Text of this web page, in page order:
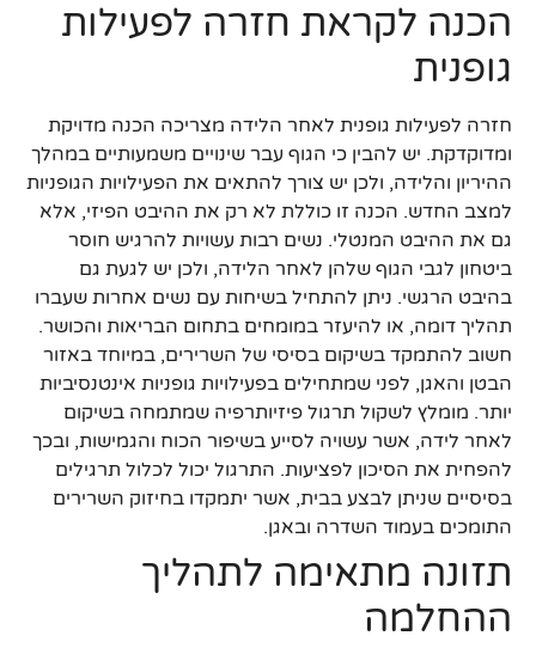
הכנה לקראת חזרה לפעילות
גופנית
חזרה לפעילות גופנית לאחר הלידה מצריכה הכנה מדויקת
ומדוקדקת. יש להבין כי הגוף עבר שינויים משמעותיים במהלך
ההיריון והלידה, ולכן יש צורך להתאים את הפעילויות הגופניות
למצב החדש. הכנה זו כוללת לא רק את ההיבט הפיזי, אלא
גם את ההיבט המנטלי. נשים רבות עשויות להרגיש חוסר
ביטחון לגבי הגוף שלהן לאחר הלידה, ולכן יש לגעת גם
בהיבט הרגשי. ניתן להתחיל בשיחות עם נשים אחרות שעברו
תהליך דומה, או להיעזר במומחים בתחום הבריאות והכושר.
חשוב להתמקד בשיקום בסיסי של השרירים, במיוחד באזור
הבטן והאגן, לפני שמתחילים בפעילויות גופניות אינטנסיביות
יותר. מומלץ לשקול תרגול פיזיותרפיה שמתמחה בשיקום
לאחר לידה, אשר עשויה לסייע בשיפור הכוח והגמישות, ובכך
להפחית את הסיכון לפציעות. התרגול יכול לכלול תרגילים
בסיסיים שניתן לבצע בבית, אשר יתמקדו בחיזוק השרירים
התומכים בעמוד השדרה ובאגן.
תזונה מתאימה לתהליך
ההחלמה